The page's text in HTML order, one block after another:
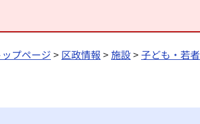
プページ > 区政情報 >施設>子ども・若